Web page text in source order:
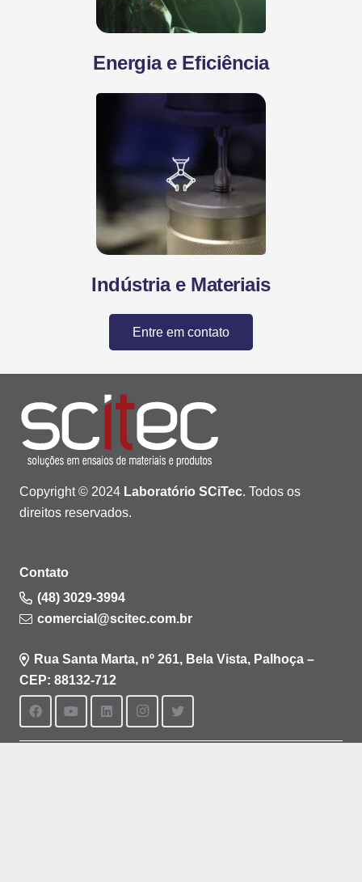
Energia e Eficiência
Indústria e Materiais
Entre em contato
Copyright © 2024 Laboratório SCiTec. Todos os
direitos reservados.
Contato
(48) 3029-3994
comercial@scitec.com.br
Rua Santa Marta, nº 261, Bela Vista, Palhoça –
CEP: 88132-712